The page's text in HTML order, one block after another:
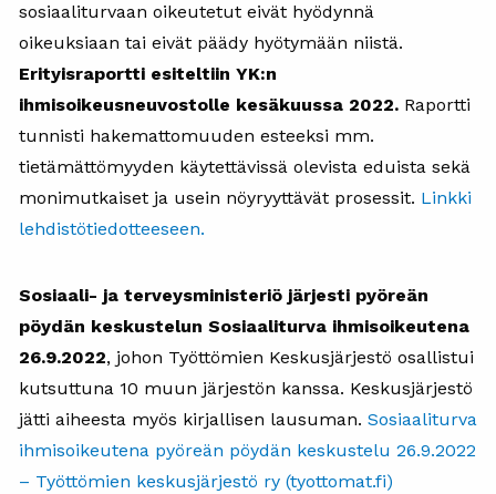
sosiaaliturvaan oikeutetut eivät hyödynnä
oikeuksiaan tai eivät päädy hyötymään niistä.
Erityisraportti esiteltiin YK:n
ihmisoikeusneuvostolle kesäkuussa 2022. Raportti
tunnisti hakemattomuuden esteeksi mm.
tietämättömyyden käytettävissä olevista eduista sekä
monimutkaiset ja usein nöyryyttävät prosessit. Linkki
lehdistötiedotteeseen.
Sosiaali- ja terveysministeriö järjesti pyöreän
pöydän keskustelun Sosiaaliturva ihmisoikeutena
26.9.2022, johon Työttömien Keskusjärjestö osallistui
kutsuttuna 10 muun järjestön kanssa. Keskusjärjestö
jätti aiheesta myös kirjallisen lausuman. Sosiaaliturva
ihmisoikeutena pyöreän pöydän keskustelu 26.9.2022
– Työttömien keskusjärjestö ry (tyottomat.fi)